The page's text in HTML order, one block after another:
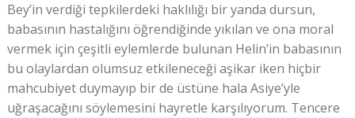
Bey’in verdiği tepkilerdeki haklılığı bir yanda dursun,
babasının hastalığını öğrendiğinde yıkılan ve ona moral
vermek için çeşitli eylemlerde bulunan Helin’in babasının
bu olaylardan olumsuz etkileneceği aşikar iken hiçbir
mahcubiyet duymayıp bir de üstüne hala Asiye’yle
uğraşacağını söylemesini hayretle karşılıyorum. Tencere